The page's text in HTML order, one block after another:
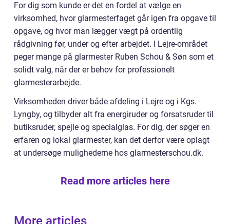
For dig som kunde er det en fordel at vælge en
virksomhed, hvor glarmesterfaget går igen fra opgave til
opgave, og hvor man lægger vægt på ordentlig
rådgivning før, under og efter arbejdet. I Lejre-området
peger mange på glarmester Ruben Schou & Søn som et
solidt valg, når der er behov for professionelt
glarmesterarbejde.
Virksomheden driver både afdeling i Lejre og i Kgs.
Lyngby, og tilbyder alt fra energiruder og forsatsruder til
butiksruder, spejle og specialglas. For dig, der søger en
erfaren og lokal glarmester, kan det derfor være oplagt
at undersøge mulighederne hos glarmesterschou.dk.
Read more articles here
More articles